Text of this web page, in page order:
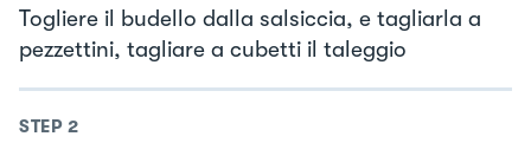
Togliere il budello dalla salsiccia, e tagliarla a
pezzettini, tagliare a cubetti il taleggio
STEP 2